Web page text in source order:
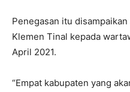
Penegasan itu
Klemen Tinal kepada
April 2021.
“Empat kabupaten yang